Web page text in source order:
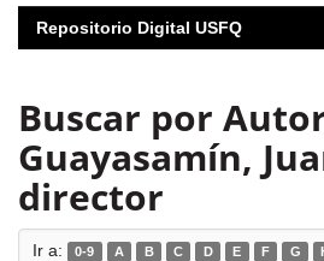
Repositorio Digital USFQ
Buscar por
Guayasamín,
director
Ir a: 0-9 A B C D E F G